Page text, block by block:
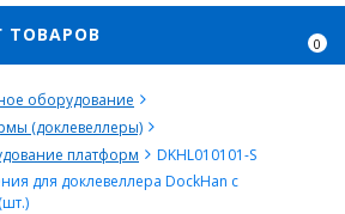
0
ТОВАРОВ
оборудование
(доклевеллеры)
платформ
DKHL010101-S
для доклевеллера DockHan с